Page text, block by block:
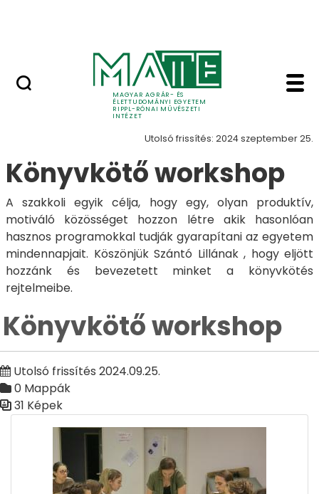
MAGYAR AGRÁR- ÉS
ÉLETTUDOMÁNYI EGYETEM
RIPPL-RÓNAI MŰVÉSZETI
INTÉZET
Könyvkötő workshop
Workshopok
Utolsó frissítés: 2024 szeptember 25.
Könyvkötő workshop
A szakkoli egyik célja, hogy egy, olyan produktív,
motiváló közösséget hozzon létre akik hasonlóan
hasznos programokkal tudják gyarapítani az egyetem
mindennapjait. Köszönjük Szántó Lillának , hogy eljött
hozzánk és bevezetett minket a könyvkötés
rejtelmeibe.
Könyvkötő workshop
Utolsó frissítés 2024.09.25.
0 Mappák
31 Képek